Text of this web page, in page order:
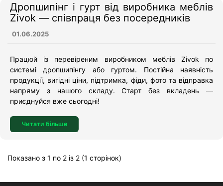
Дропшипінг і гурт від виробника меблів
Zivok — співпраця без посередників
01.06.2025
Працюй із перевіреним виробником меблів Zivok по
системі дропшипінгу або гуртом. Постійна наявність
продукції, вигідні ціни, підтримка, фіди, фото та відправка
напряму з нашого складу. Старт без вкладень —
приєднуйся вже сьогодні!
Читати більше
Показано з 1 по 2 із 2 (1 сторінок)